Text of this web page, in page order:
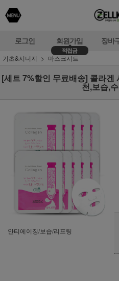
로그인 회원가입
적립금
장바
기초&시너지 마스크시트
[세트 7%할인 무료배송] 콜라겐
천,보습,
안티에이징/보습/리프팅